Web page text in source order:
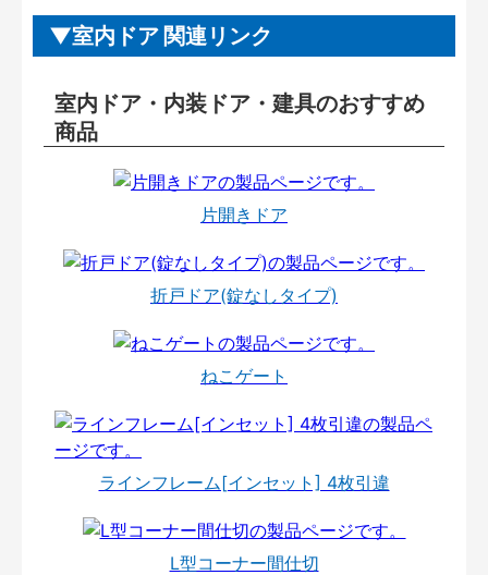
室内ドア 関連リンク
室内ドア・内装ドア・建具のおすすめ
商品
片開きドア
折戸ドア(錠なしタイプ)
ねこゲート
ラインフレーム[インセット] 4枚引違
L型コーナー間仕切